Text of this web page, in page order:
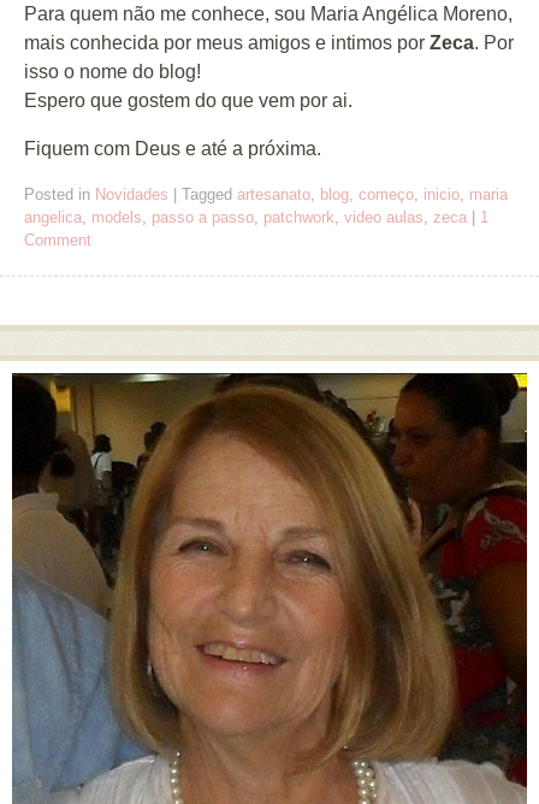
Para quem não me conhece, sou Maria Angélica Moreno,
mais conhecida por meus amigos e intimos por Zeca. Por
isso o nome do blog!
Espero que gostem do que vem por ai.
Fiquem com Deus e até a próxima.
Posted in Novidades Tagged artesanato, blog, começo, inicio, maria
angelica, models, passo a passo, patchwork, video aulas, zeca
1
Comment
Post navigation